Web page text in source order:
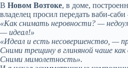
В Новом Возтоке, в доме,
владелец просил передать ваби-
«Как снимать неровности? —
— идеал!»
«Идеал и есть несовершенство, —
Сними трещину в глиняной чаше как
Сними мимолетность».